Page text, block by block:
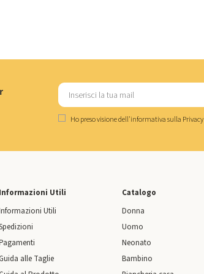
Ho preso visione dell'informativa sulla Privacy
Informazioni Utili
Utili
alle Taglie
Catalogo
Donna
Uomo
Neonato
Bambino